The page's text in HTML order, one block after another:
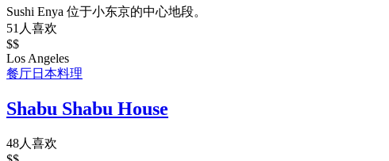
Sushi Enya 位于小东京的中心地段。
51人喜欢
$$
Los Angeles
餐厅日本料理
Shabu Shabu House
48人喜欢